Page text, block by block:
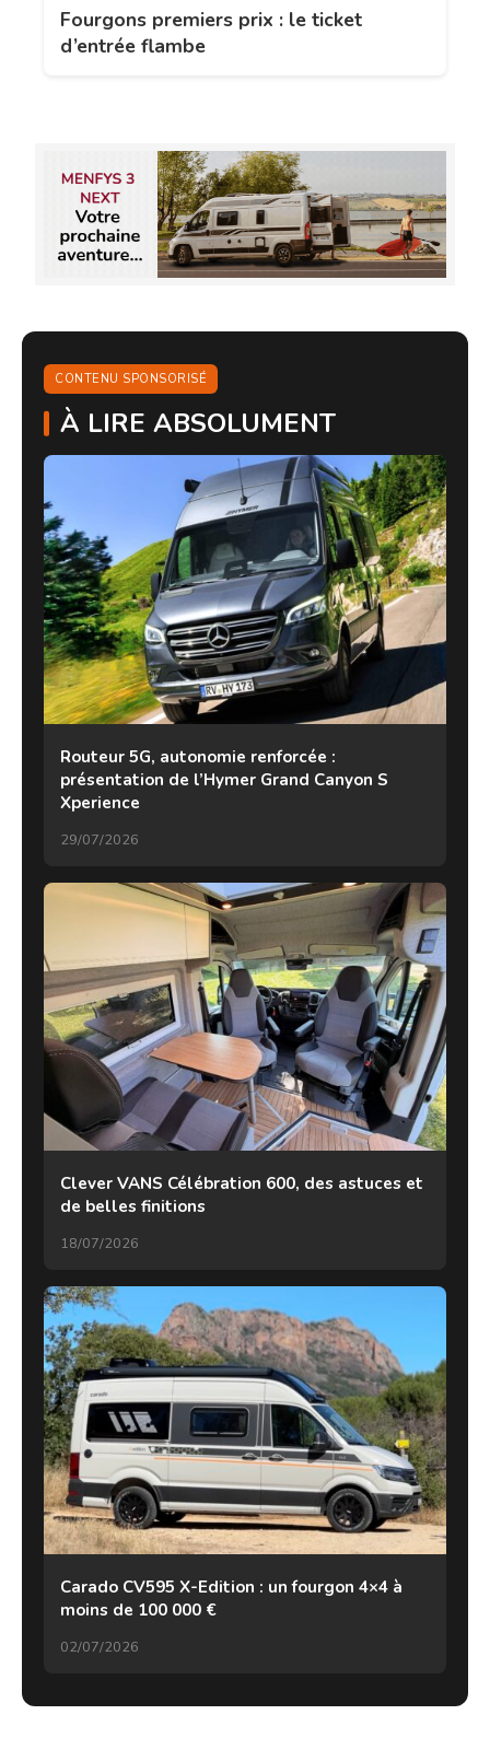
Fourgons premiers prix : le ticket
d’entrée flambe
CONTENU SPONSORISÉ
À LIRE ABSOLUMENT
Routeur 5G, autonomie renforcée :
présentation de l’Hymer Grand Canyon S
Xperience
29/07/2026
Clever VANS Célébration 600, des astuces et
de belles finitions
18/07/2026
Carado CV595 X-Edition : un fourgon 4×4 à
moins de 100 000 €
02/07/2026